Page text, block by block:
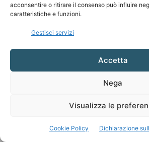
acconsentire o ritirare il consenso può influire
caratteristiche e funzioni.
Gestisci servizi
Accetta
Nega
Visualizza le
Cookie Policy Dichiarazione